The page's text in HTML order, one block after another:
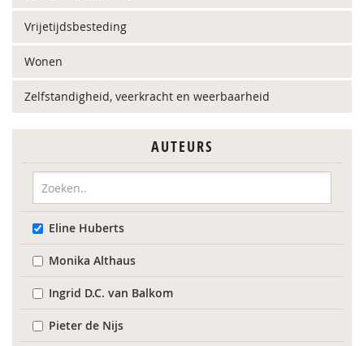
Vrijetijdsbesteding
Wonen
Zelfstandigheid, veerkracht en weerbaarheid
AUTEURS
Eline Huberts
Monika Althaus
Ingrid D.C. van Balkom
Pieter de Nijs